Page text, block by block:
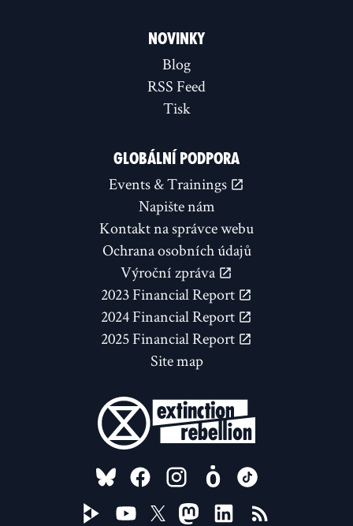
NOVINKY
Blog
RSS Feed
Tisk
GLOBÁLNÍ PODPORA
Events & Trainings
Napište nám
Kontakt na správce webu
Ochrana osobních údajů
Výroční zpráva
2023 Financial Report
2024 Financial Report
2025 Financial Report
Site map
FOLLOW US ON